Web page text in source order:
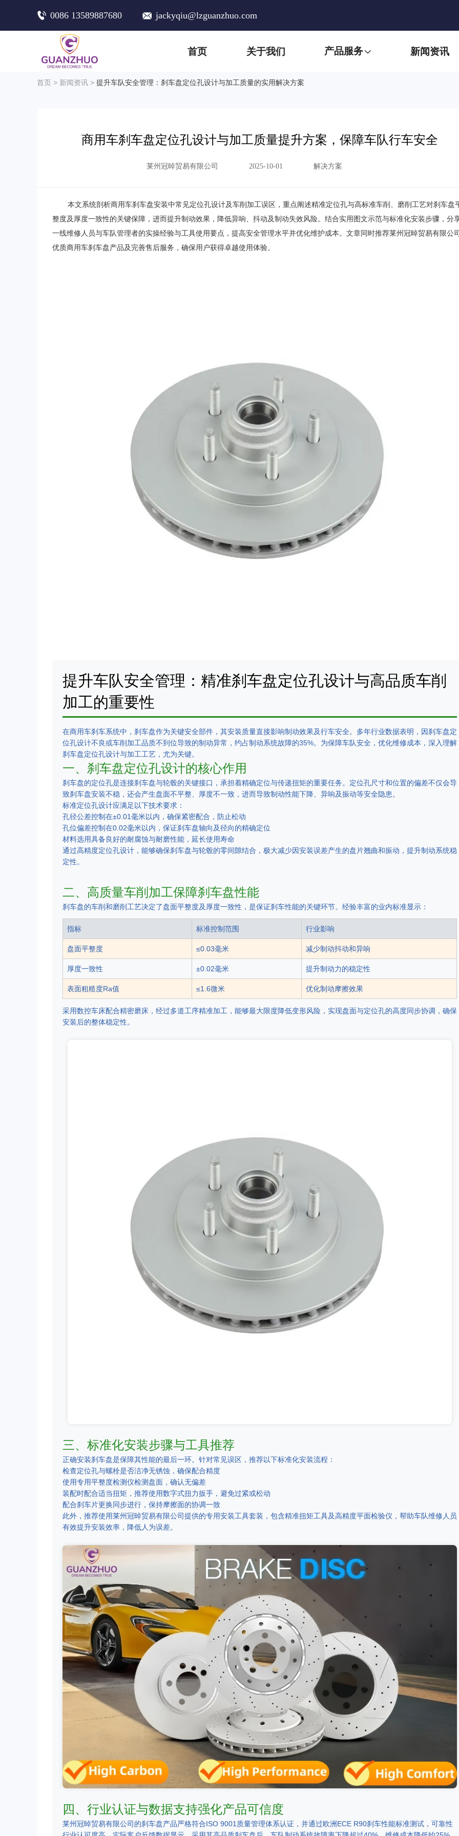
0086 13589887680 jackyqiu@lzguanzhuo.com
首页 关于我们 产品服务 新闻资讯
首页 > 新闻资讯 > 提升车队安全管理：刹车盘定位孔设计与加工质量的实用解决方案
商用车刹车盘定位孔设计与加工质量提升方案，保障车队行车安全
莱州冠晫贸易有限公司 2025-10-01 解决方案
本文系统剖析商用车刹车盘安装中常见定位孔设计及车削加工误区，重点阐述精准定位孔与高标准车削、磨削工艺对刹车盘
整度及厚度一致性的关键保障，进而提升制动效果，降低异响、抖动及制动失效风险。结合实用图文示范与标准化安装步骤，分
一线维修人员与车队管理者的实操经验与工具使用要点，提高安全管理水平并优化维护成本。文章同时推荐莱州冠晫贸易有限公司
优质商用车刹车盘产品及完善售后服务，确保用户获得卓越使用体验。
提升车队安全管理：精准刹车盘定位孔设计与高品质车削
加工的重要性
在商用车刹车系统中，刹车盘作为关键安全部件，其安装质量直接影响制动效果及行车安全。多年行业数据表明，因刹车盘定
位孔设计不良或车削加工品质不到位导致的制动异常，约占制动系统故障的35%。为保障车队安全，优化维修成本，深入理解
刹车盘定位孔设计与加工工艺，尤为关键。
一、刹车盘定位孔设计的核心作用
刹车盘的定位孔是连接刹车盘与轮毂的关键接口，承担着精确定位与传递扭矩的重要任务。定位孔尺寸和位置的偏差不仅会导
致刹车盘安装不稳，还会产生盘面不平整、厚度不一致，进而导致制动性能下降、异响及振动等安全隐患。
标准定位孔设计应满足以下技术要求：
孔径公差控制在±0.01毫米以内，确保紧密配合，防止松动
孔位偏差控制在0.02毫米以内，保证刹车盘轴向及径向的精确定位
材料选用具备良好的耐腐蚀与耐磨性能，延长使用寿命
通过高精度定位孔设计，能够确保刹车盘与轮毂的零间隙结合，极大减少因安装误差产生的盘片翘曲和振动，提升制动系统稳
定性。
二、高质量车削加工保障刹车盘性能
刹车盘的车削和磨削工艺决定了盘面平整度及厚度一致性，是保证刹车性能的关键环节。经验丰富的业内标准显示：
指标 标准控制范围 行业影响
盘面平整度 ≤0.03毫米 减少制动抖动和异响
厚度一致性 ±0.02毫米 提升制动力的稳定性
表面粗糙度Ra值 ≤1.6微米 优化制动摩擦效果
采用数控车床配合精密磨床，经过多道工序精准加工，能够最大限度降低变形风险，实现盘面与定位孔的高度同步协调，确保
安装后的整体稳定性。
三、标准化安装步骤与工具推荐
正确安装刹车盘是保障其性能的最后一环。针对常见误区，推荐以下标准化安装流程：
检查定位孔与螺栓是否洁净无锈蚀，确保配合精度
使用专用平整度检测仪检测盘面，确认无偏差
装配时配合适当扭矩，推荐使用数字式扭力扳手，避免过紧或松动
配合刹车片更换同步进行，保持摩擦面的协调一致
此外，推荐使用莱州冠晫贸易有限公司提供的专用安装工具套装，包含精准扭矩工具及高精度平面检验仪，帮助车队维修人员
有效提升安装效率，降低人为误差。
四、行业认证与数据支持强化产品可信度
莱州冠晫贸易有限公司的刹车盘产品严格符合ISO 9001质量管理体系认证，并通过欧洲ECE R90刹车性能标准测试，可靠性